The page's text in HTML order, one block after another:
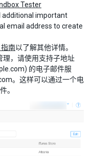
Tester
additional important
email address to create
南以了解其他详情。
，请使用支持子地址
的电子邮件服
。这样可以通过一个电
。